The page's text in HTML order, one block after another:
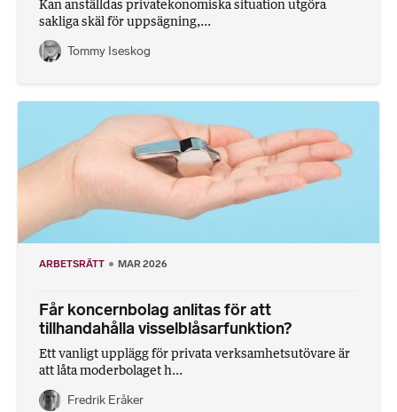
Kan anställdas privatekonomiska situation utgöra
sakliga skäl för uppsägning,...
Tommy Iseskog
ARBETSRÄTT MAR 2026
Får koncernbolag anlitas för att
tillhandahålla visselblåsarfunktion?
Ett vanligt upplägg för privata verksamhetsutövare är
att låta moderbolaget h...
Fredrik Eråker